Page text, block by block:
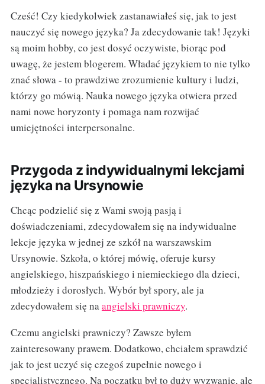
Cześć! Czy kiedykolwiek zastanawiałeś się, jak to jest
nauczyć się nowego języka? Ja zdecydowanie tak! Języki
są moim hobby, co jest dosyć oczywiste, biorąc pod
uwagę, że jestem blogerem. Władać językiem to nie tylko
znać słowa - to prawdziwe zrozumienie kultury i ludzi,
którzy go mówią. Nauka nowego języka otwiera przed
nami nowe horyzonty i pomaga nam rozwijać
umiejętności interpersonalne.
Przygoda z indywidualnymi lekcjami
języka na Ursynowie
Chcąc podzielić się z Wami swoją pasją i
doświadczeniami, zdecydowałem się na indywidualne
lekcje języka w jednej ze szkół na warszawskim
Ursynowie. Szkoła, o której mówię, oferuje kursy
angielskiego, hiszpańskiego i niemieckiego dla dzieci,
młodzieży i dorosłych. Wybór był spory, ale ja
zdecydowałem się naangielski prawniczy.
Czemu angielski prawniczy? Zawsze byłem
zainteresowany prawem. Dodatkowo, chciałem sprawdzić
jak to jest uczyć się czegoś zupełnie nowego i
specjalistycznego. Na początku był to duży wyzwanie, ale